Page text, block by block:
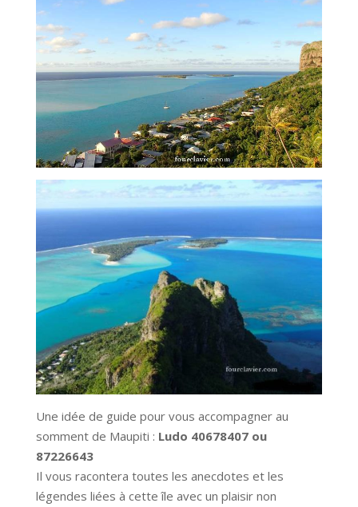
Une idée de guide pour vous accompagner au
somment de Maupiti : Ludo 40678407ou
87226643
Il vous racontera toutes les anecdotes et les
légendes liées à cette île avec un plaisir non